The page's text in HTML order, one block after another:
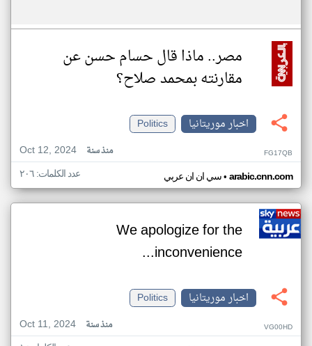
مصر.. ماذا قال حسام حسن عن
مقارنته بمحمد صلاح؟
اخبار موريتانيا
Politics
Oct 12, 2024
منذ سنة FG17QB
سي ان ان عربي• arabic.cnn.com عدد الكلمات: ٢٠٦
We apologize for the
inconvenience...
اخبار موريتانيا
Politics
Oct 11, 2024
منذ سنة VG00HD